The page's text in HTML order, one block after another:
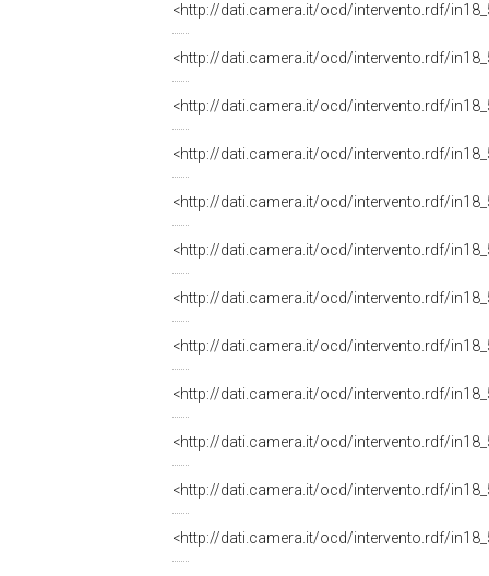
<http://dati.camera.it/ocd/intervento.rdf/
<http://dati.camera.it/ocd/intervento.rdf/
<http://dati.camera.it/ocd/intervento.rdf/
<http://dati.camera.it/ocd/intervento.rdf/
<http://dati.camera.it/ocd/intervento.rdf/
<http://dati.camera.it/ocd/intervento.rdf/
<http://dati.camera.it/ocd/intervento.rdf/
<http://dati.camera.it/ocd/intervento.rdf/
<http://dati.camera.it/ocd/intervento.rdf/
<http://dati.camera.it/ocd/intervento.rdf/
<http://dati.camera.it/ocd/intervento.rdf/
<http://dati.camera.it/ocd/intervento.rdf/